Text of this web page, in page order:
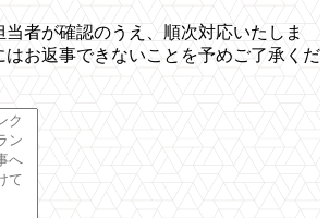
者が確認のうえ、順次対応いたしま
はお返事できないことを予めご了承くだ